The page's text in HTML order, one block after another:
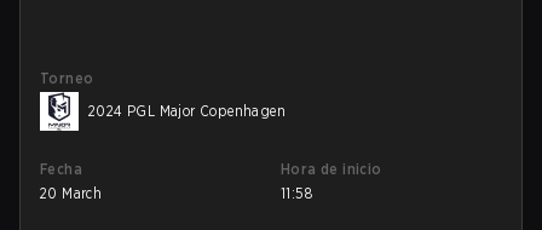
Torneo
2024 PGL Major Copenhagen
Fecha
20 March
Hora de inicio
11:58